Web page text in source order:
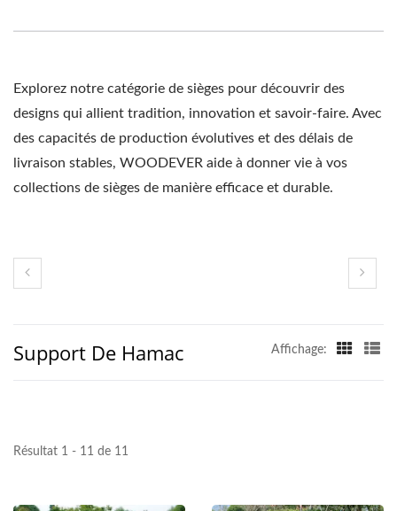
Explorez notre catégorie de sièges pour découvrir des
designs qui allient tradition, innovation et savoir-faire. Avec
des capacités de production évolutives et des délais de
livraison stables, WOODEVER aide à donner vie à vos
collections de sièges de manière efficace et durable.
Support De Hamac Affichage:
Résultat 1 - 11 de 11